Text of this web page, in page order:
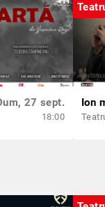
27 sept.
18:00